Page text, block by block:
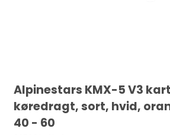
Alpinestars KMX-5 V3
køredragt, sort, hvid,
40 - 60